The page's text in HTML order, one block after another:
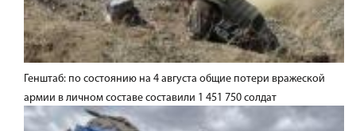
Генштаб: по состоянию на 4 августа общие потери вражеской
армии в личном составе составили 1 451 750 солдат